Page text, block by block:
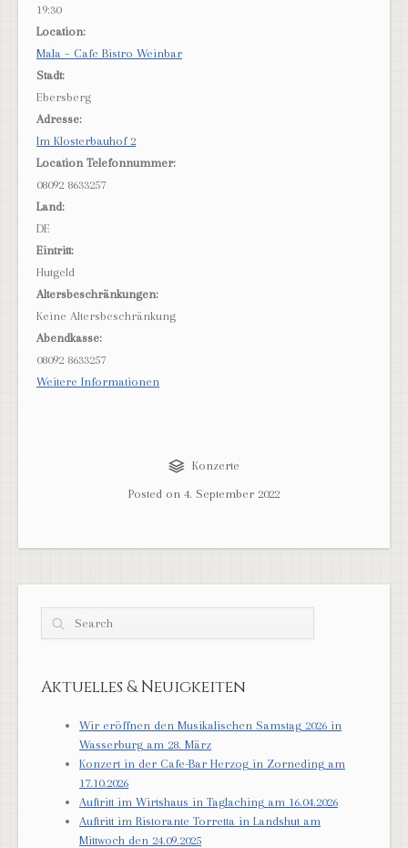
19:30
Location:
Mala – Cafe Bistro Weinbar
Stadt:
Ebersberg
Adresse:
Im Klosterbauhof 2
Location Telefonnummer:
08092 8633257
Land:
DE
Eintritt:
Hutgeld
Altersbeschränkungen:
Keine Altersbeschränkung
Abendkasse:
08092 8633257
Weitere Informationen
Konzerte
Posted on 4. September 2022
Search
Aktuelles & Neuigkeiten
Wir eröffnen den Musikalischen Samstag 2026 in
Wasserburg am 28. März
Konzert in der Cafe-Bar Herzog in Zorneding am
17.10.2026
Auftritt im Wirtshaus in Taglaching am 16.04.2026
Auftritt im Ristorante Torretta in Landshut am
Mittwoch den 24.09.2025